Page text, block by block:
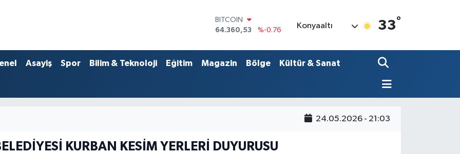
BITCOIN
64.360,53
%-0.76
47,7069
%0.17
EURO
Konyaaltı 33°
Asayiş Spor Bilim & Teknoloji Eğitim Magazin Bölge Kültür & Sanat
24.05.2026 - 21:03
KURBAN KESİM YERLERİ DUYURUSU